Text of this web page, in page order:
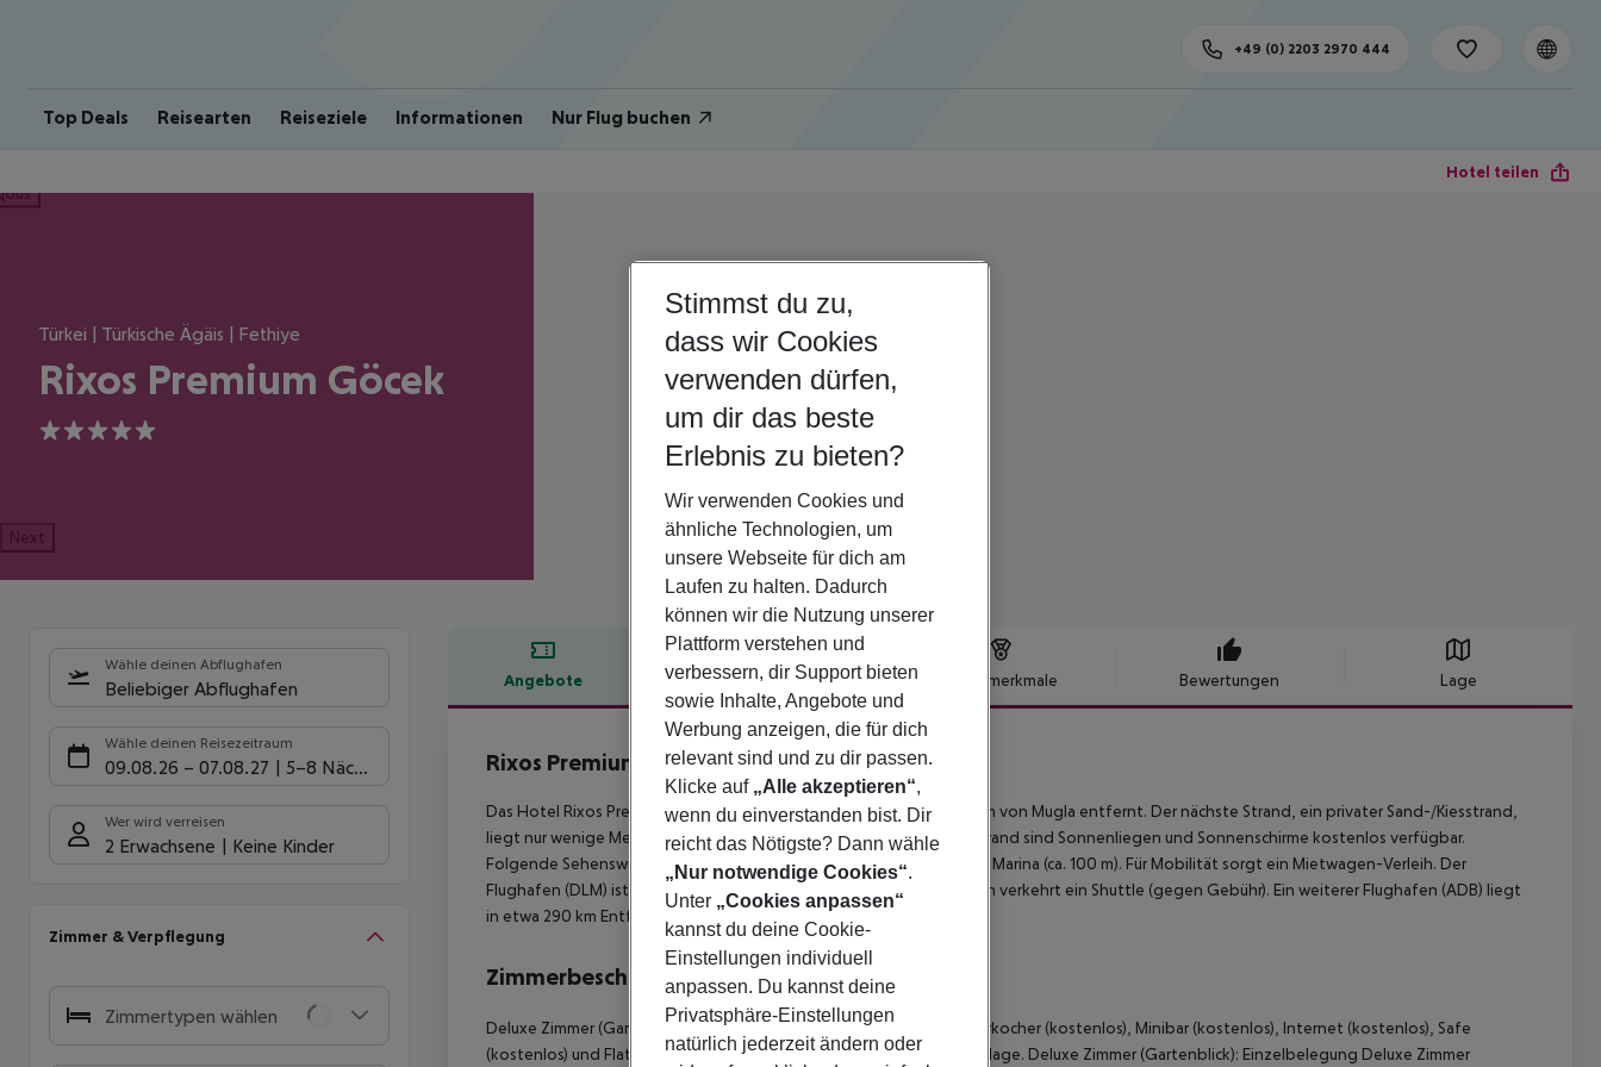
Top Deals Reisearten Reiseziele Informationen Nur Flug buchen
+49 (0) 2203 2970 444
Hotel teilen
Türkei | Türkische Ägäis | Fethiye
Rixos Premium Göcek
5
Next
Wähle deinen Abflughafen
Beliebiger Abflughafen
Wähle deinen Reisezeitraum
09.08.26 – 07.08.27 5-8 Nächte
Wer wird verreisen
2 Erwachsene Keine Kinder
Zimmer & Verpflegung
Zimmertypen wählen
Angebote Hotelbeschreibung Hotelmerkmale Bewertungen Lage
Hotelbeschreibung
Rixos Premium Göcek
5
Das Hotel Rixos Premium Gocek (Adults only) befindet sich ca. 100 km von Mugla entfernt. Der nächste Strand, ein privater Sand-/Kiesstrand,
liegt nur wenige Meter entfernt (kostenloses Strand-Shuttle). Am Strand sind Sonnenliegen und Sonnenschirme kostenlos verfügbar.
Folgende Sehenswürdigkeiten sind vom Hotel aus erreichbar: Gocek Marina (ca. 100 m). Für Mobilität sorgt ein Mietwagen-Verleih. Der
Flughafen (DLM) ist ca. 18 km entfernt. Zwischen Hotel und Flughafen verkehrt ein Shuttle (gegen Gebühr). Ein weiterer Flughafen (ADB) liegt
in etwa 290 km Entfernung.
Zimmerbeschreibung
Deluxe Zimmer (Gartenblick): Mit Heizung (zentral gesteuert), Wasserkocher (kostenlos), Minibar (kostenlos), Internet (kostenlos), Safe
(kostenlos) und Flatscreen-Sat-TV sowie zentral gesteuerter Klimaanlage. Deluxe Zimmer (Gartenblick): Einzelbelegung Deluxe Zimmer
Stimmst du zu,
dass wir Cookies
verwenden dürfen,
um dir das beste
Erlebnis zu bieten?
Wir verwenden Cookies und
ähnliche Technologien, um
unsere Webseite für dich am
Laufen zu halten. Dadurch
können wir die Nutzung unserer
Plattform verstehen und
verbessern, dir Support bieten
sowie Inhalte, Angebote und
Werbung anzeigen, die für dich
relevant sind und zu dir passen.
Klicke auf „Alle akzeptieren“,
wenn du einverstanden bist. Dir
reicht das Nötigste? Dann wähle
„Nur notwendige Cookies“.
Unter „Cookies anpassen“
kannst du deine Cookie-
Einstellungen individuell
anpassen. Du kannst deine
Privatsphäre-Einstellungen
natürlich jederzeit ändern oder